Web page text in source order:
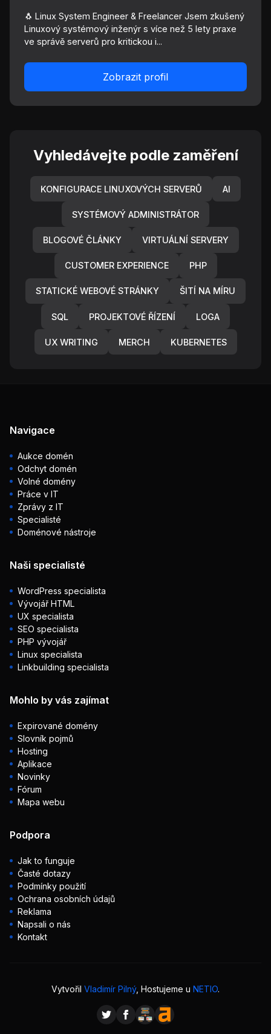
🐧 Linux System Engineer & Freelancer Jsem zkušený
Linuxový systémový inženýr s více než 5 lety praxe
ve správě serverů pro kritickou i...
Zobrazit profil
Vyhledávejte podle zaměření
KONFIGURACE LINUXOVÝCH SERVERŮ AI
SYSTÉMOVÝ ADMINISTRÁTOR
BLOGOVÉ ČLÁNKY VIRTUÁLNÍ SERVERY
CUSTOMER EXPERIENCE PHP
STATICKÉ WEBOVÉ STRÁNKY ŠITÍ NA MÍRU
SQL PROJEKTOVÉ ŘÍZENÍ LOGA
UX WRITING MERCH KUBERNETES
Navigace
Aukce domén
Odchyt domén
Volné domény
Práce v IT
Zprávy z IT
Specialisté
Doménové nástroje
Naši specialisté
WordPress specialista
Vývojář HTML
UX specialista
SEO specialista
PHP vývojář
Linux specialista
Linkbuilding specialista
Mohlo by vás zajímat
Expirované domény
Slovník pojmů
Hosting
Aplikace
Novinky
Fórum
Mapa webu
Podpora
Jak to funguje
Časté dotazy
Podmínky použití
Ochrana osobních údajů
Reklama
Napsali o nás
Kontakt
Vytvořil Vladimír Pilný, Hostujeme u NETIO.